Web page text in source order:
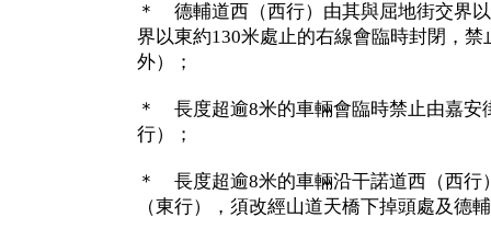
＊ 德輔道西（西行）由其與屈地街交界
界以東約130米處止的右線會臨時封閉，
外）；
＊ 長度超逾8米的車輛會臨時禁止由嘉安
行）；
＊ 長度超逾8米的車輛沿干諾道西（西行
（東行），須改經山道天橋下掉頭處及德